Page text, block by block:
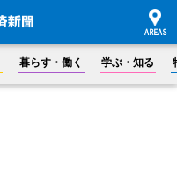
暮らす・働く 学ぶ・知る